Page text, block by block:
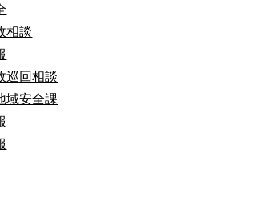
相談
巡回相談
域安全課